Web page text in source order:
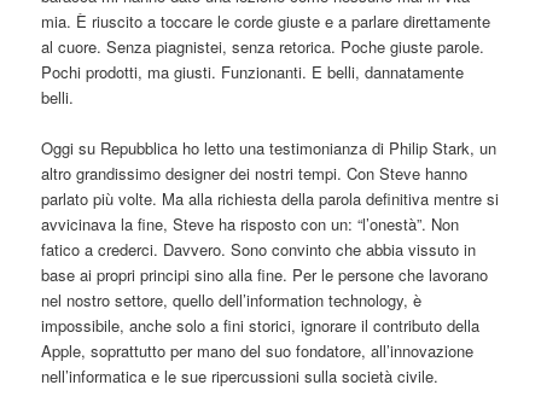
mia. È riuscito a toccare le corde giuste e a parlare direttamente
al cuore. Senza piagnistei, senza retorica. Poche giuste parole.
Pochi prodotti, ma giusti. Funzionanti. E belli, dannatamente
belli.
Oggi su Repubblica ho letto una testimonianza di Philip Stark, un
altro grandissimo designer dei nostri tempi. Con Steve hanno
parlato più volte. Ma alla richiesta della parola definitiva mentre si
avvicinava la fine, Steve ha risposto con un: “l’onestà”. Non
fatico a crederci. Davvero. Sono convinto che abbia vissuto in
base ai propri principi sino alla fine. Per le persone che lavorano
nel nostro settore, quello dell’information technology, è
impossibile, anche solo a fini storici, ignorare il contributo della
Apple, soprattutto per mano del suo fondatore, all’innovazione
nell’informatica e le sue ripercussioni sulla società civile.